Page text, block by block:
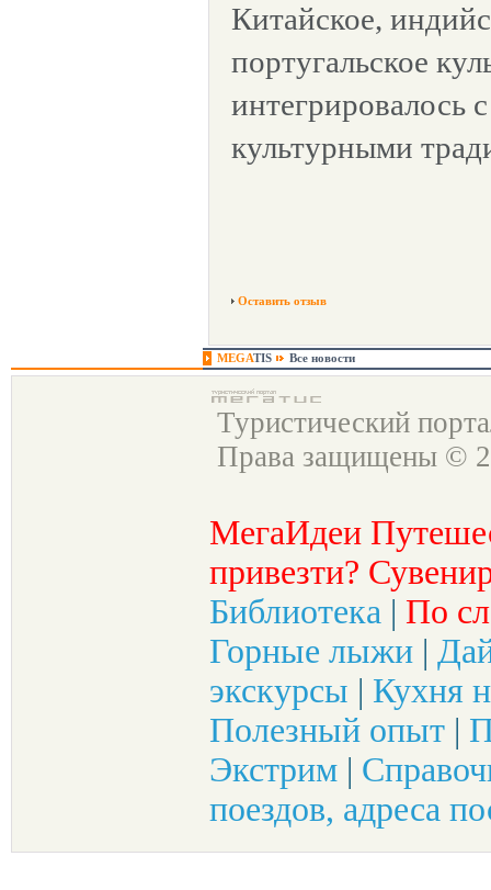
Китайское,
португальское
интегрировалось
культурными
Оставить отзыв
MEGATIS Все новости
Туристический
Права защищены ©
МегаИдеи
привезти?
Библиотека | По
Горные лыжи |
экскурсы | Кухня
Полезный опыт |
Экстрим |
поездов, адреса